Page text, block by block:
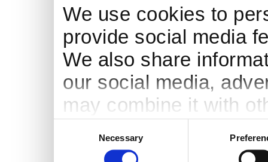
We use cookies to
provide social media
We also share
our social media,
may combine it with
services.
Necessary